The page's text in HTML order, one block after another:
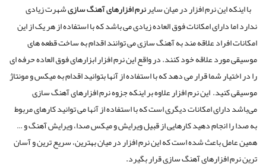
با اینکه این نرم‌ افزار در میان سایرنرم‌ افزارهای آهنگ سازیشهرت زیادی
ندارد اما دارای امکانات فوق العاده زیادی می باشد که با استفاده از هر یک از این
امکانات افراد علاقه مند به آهنگ سازی می توانند اقدام به ساخت قطعه های
موسیقی مورد علاقه خود کنند. در واقع این نرم افزار ابزارهای فوق العاده حرفه ای
را در اختیار شما قرار می دهد که با استفاده از آنها بتوانید اقدام به میکس و مونتاژ
موسیقی کنید. این نرم افزار علاوه بر اینکه جزوه نرم افزارهای آهنگ سازی
می‌باشد دارای امکانات دیگری است که با استفاده از آنها می توانید کارهای مربوط
به صدا را انجام دهید کارهایی از قبیل ویرایش و میکس صدا، ویرایش آهنگ و …
همین عامل باعث شده است که این نرم افزار در میان بهترین، سریع ترین و آسان
ترین نرم افزارهای آهنگ سازی قرار بگیرد.